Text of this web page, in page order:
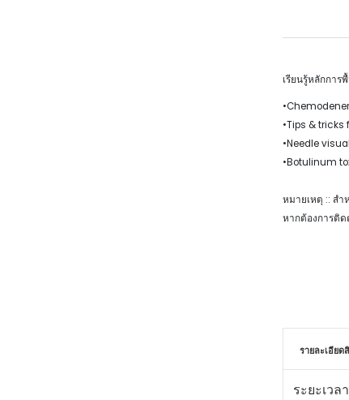
เรียนรู้หลักกา
•Tips &
•Needle
•Botulinum
หมายเหตุ :: สำ
หากต้องการติด
รายละเอียด
ระยะเวล